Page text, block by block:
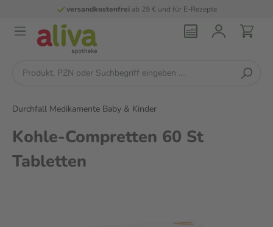
versandkostenfreiab 29 € und für E-Rezepte
Durchfall Medikamente Baby & Kinder
Kohle-Compretten 60 St
Tabletten